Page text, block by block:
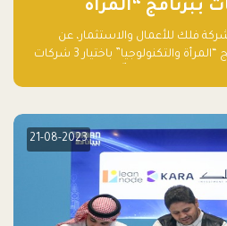
3 شركات ببرنامج “المرأة
فلك للأعمال والاستثمار، عن
تخريج الدفعة الأولى من برنامج “المرأة والتكنولوجيا” باختيار 3 شركات
الأعمال، اللواتي خضعن لبرنامج حاضنة مدته 8 أسابيع، أفكاراً مبتكرة
21-08-2023